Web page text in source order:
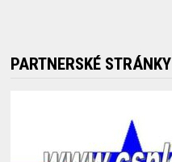
PARTNERSKÉ STRÁNKY